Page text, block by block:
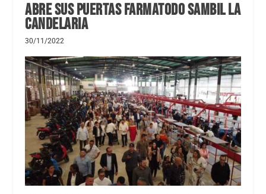
Abre sus puertas Farmatodo Sambil la
Candelaria
30/11/2022